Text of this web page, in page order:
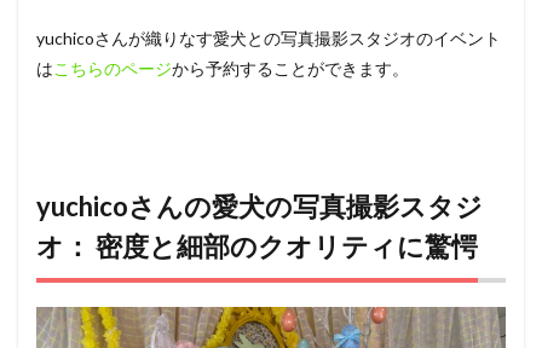
yuchicoさんが織りなす愛犬との写真撮影スタジオのイベント
はこちらのページから予約することができます。
yuchicoさんの愛犬の写真撮影スタジ
オ： 密度と細部のクオリティに驚愕